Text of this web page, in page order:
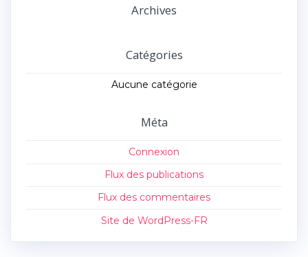
Archives
Catégories
Aucune catégorie
Méta
Connexion
Flux des publications
Flux des commentaires
Site de WordPress-FR